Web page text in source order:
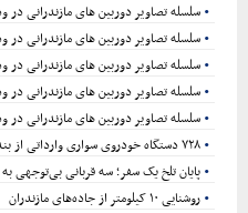
سلسله تصاویر دوربین های مازندرانی
سلسله تصاویر دوربین های مازندرانی
سلسله تصاویر دوربین های مازندرانی
سلسله تصاویر دوربین های مازندرانی
سلسله تصاویر دوربین های مازندرانی
۷۲۸ دستگاه خودروی سواری وارداتی از بندر امیرآباد ترخیص شد
پایان تلخ یک سفر؛ سه قربانی بی‌توجهی
روشنایی ۱۰ کیلومتر از جاده‌های مازندران